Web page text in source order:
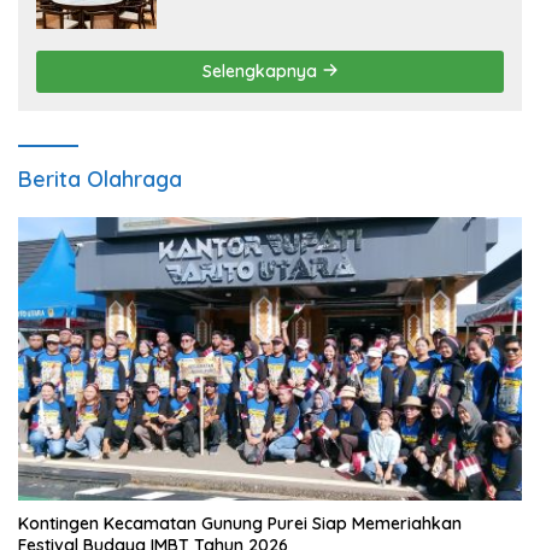
Selengkapnya
Berita Olahraga
Kontingen Kecamatan Gunung Purei Siap Memeriahkan
Festival Budaya IMBT Tahun 2026